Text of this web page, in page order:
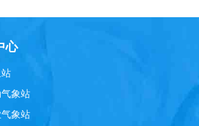
心
象站
象站